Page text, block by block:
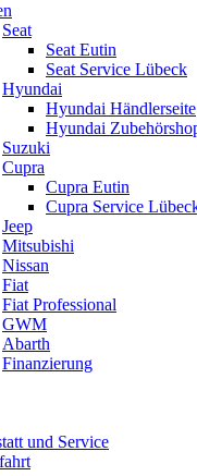
Seat
Seat Eutin
Seat Service Lübeck
Hyundai
Hyundai Händlerseite
Hyundai
Suzuki
Cupra
Cupra Eutin
Cupra Service
Jeep
Mitsubishi
Nissan
Fiat
Fiat Professional
GWM
Abarth
Finanzierung
und Service